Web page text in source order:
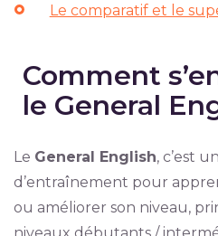
Le comparatif et le
Comment
le General
Le General English, c’est
d’entraînement pour
ou améliorer son niveau,